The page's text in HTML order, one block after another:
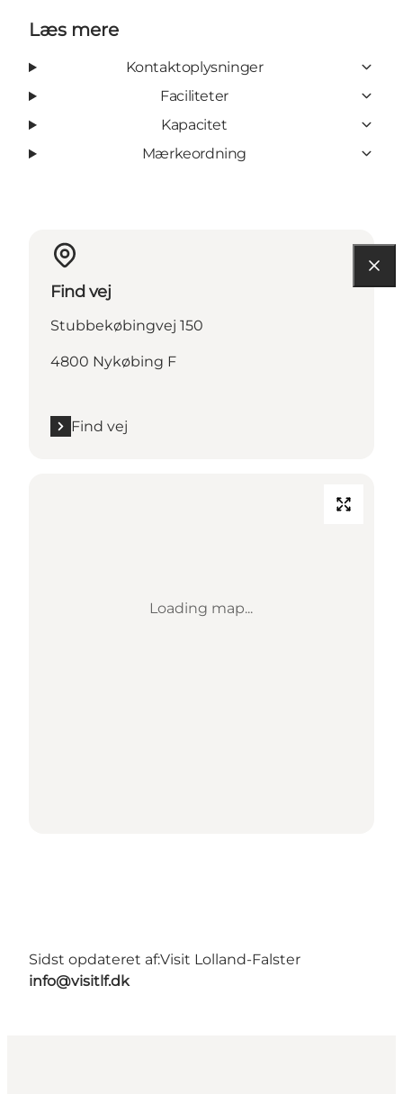
Læs mere
Kontaktoplysninger
Faciliteter
Kapacitet
Mærkeordning
Find vej
Stubbekøbingvej 150
4800 Nykøbing F
Find vej
Loading map...
Sidst opdateret af:Visit Lolland-Falster
info@visitlf.dk